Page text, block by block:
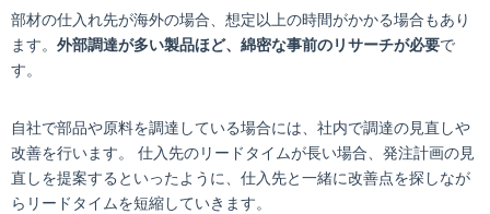
部材の仕入れ先が海外の場合、想定以上の時間がかかる場合もあり
ます。 外部調達が多い製品ほど、綿密な事前のリサーチが必要で
す。
自社で部品や原料を調達している場合には、社内で調達の見直しや
改善を行います。 仕入先のリードタイムが長い場合、発注計画の見
直しを提案するといったように、仕入先と一緒に改善点を探しなが
らリードタイムを短縮していきます。